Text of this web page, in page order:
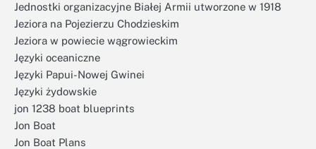
Jednostki organizacyjne Białej Armii utworzone w 1918
Jeziora na Pojezierzu Chodzieskim
Jeziora w powiecie wągrowieckim
Języki oceaniczne
Języki Papui-Nowej Gwinei
Języki żydowskie
jon 1238 boat blueprints
Jon Boat
Jon Boat Plans